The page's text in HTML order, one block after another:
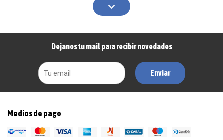
Dejanos tu mail para recibir novedades
Enviar
Medios de pago